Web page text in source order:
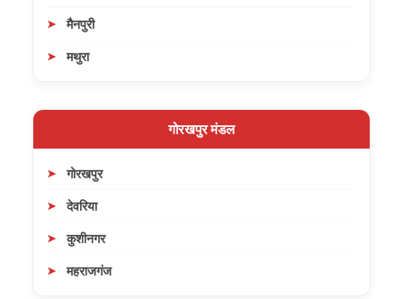
मैनपुरी
मथुरा
गोरखपुर मंडल
गोरखपुर
देवरिया
कुशीनगर
महराजगंज